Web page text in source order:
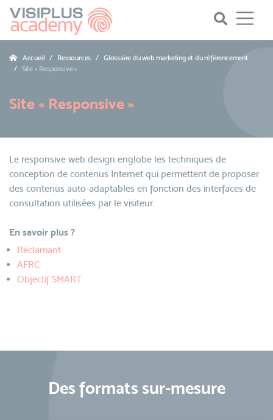
Accueil Ressources
Glossaire du web marketing et du référencement
Site « Responsive »
Site « Responsive »
Le responsive web design englobe les techniques de
conception de contenus Internet qui permettent de proposer
des contenus auto-adaptables en fonction des interfaces de
consultation utilisées par le visiteur.
En savoir plus ?
Réclamant
AFRC
Objectif SMART
Des formats sur-mesure